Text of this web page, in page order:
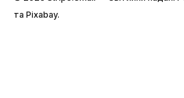
та Pixabay.